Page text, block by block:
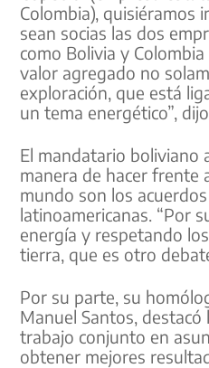
Colombia), quisiéramos
sean socias las dos
como Bolivia y
valor agregado no
exploración, que está
un tema energético”,
El mandatario boliviano
manera de hacer frente
mundo son los
latinoamericanas. “Por
energía y respetando
tierra, que es otro
Por su parte, su
Manuel Santos, destacó
trabajo conjunto en
obtener mejores